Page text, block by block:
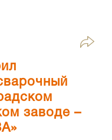
заводе –